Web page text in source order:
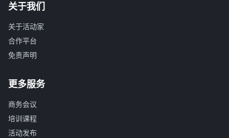
关于我们
关于活动家
合作平台
免责声明
更多服务
商务会议
培训课程
活动发布